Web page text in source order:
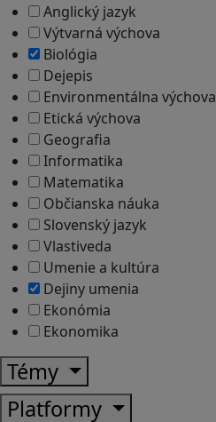
Anglický jazyk
Výtvarná výchova
Biológia
Dejepis
Environmentálna výchova
Etická výchova
Geografia
Informatika
Matematika
Občianska náuka
Slovenský jazyk
Vlastiveda
Umenie a kultúra
Dejiny umenia
Ekonómia
Ekonomika
Témy
Platformy